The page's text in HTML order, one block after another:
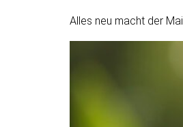
Alles neu macht der Mai